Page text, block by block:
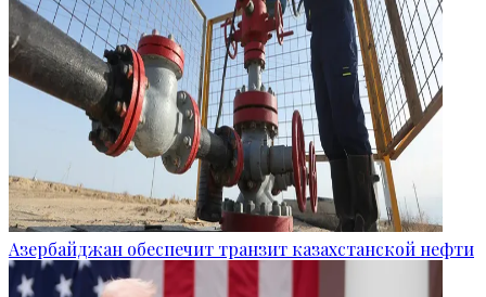
Азербайджан обеспечит транзит казахстанской нефти